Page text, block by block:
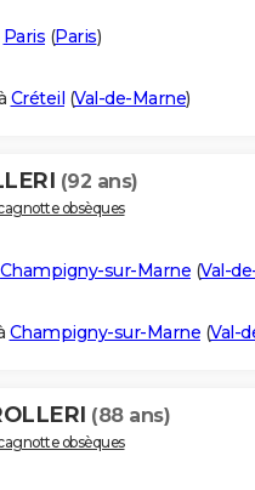
Paris (Paris)
Créteil (Val-de-Marne)
(92 ans)
obsèques
Champigny-sur-Marne (Val-
Champigny-sur-Marne (Val-
(88 ans)
obsèques